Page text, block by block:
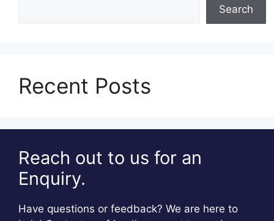
Search
Recent Posts
Reach out to us for an
Enquiry.
Have questions or feedback? We are here to